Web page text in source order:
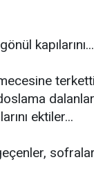
kapılarını...
ektiler...